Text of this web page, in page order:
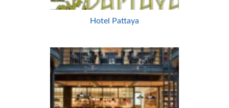
Hotel Pattaya